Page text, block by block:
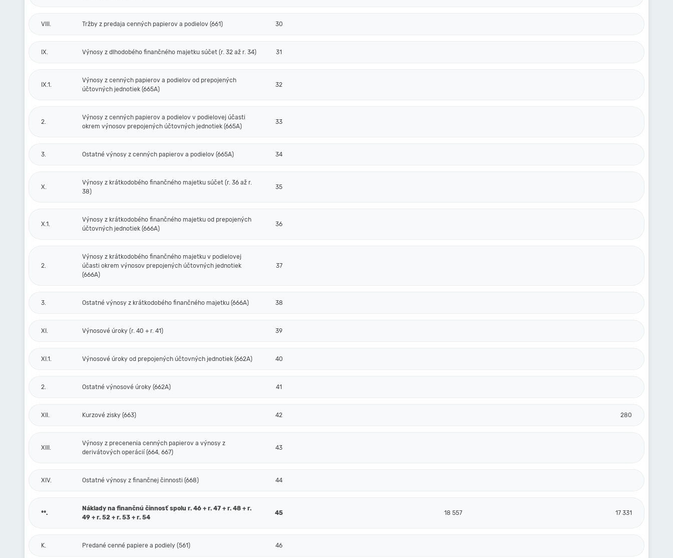
VIII. Tržby z predaja cenných papierov a podielov (661) 30
IX. Výnosy z dlhodobého finančného majetku súčet (r. 32 až r. 34) 31
IX.1.
Výnosy z cenných papierov a podielov od prepojených
účtovných jednotiek (665A)
32
2.
Výnosy z cenných papierov a podielov v podielovej účasti
okrem výnosov prepojených účtovných jednotiek (665A)
33
3. Ostatné výnosy z cenných papierov a podielov (665A) 34
X.
Výnosy z krátkodobého finančného majetku súčet (r. 36 až r.
38)
35
X.1.
Výnosy z krátkodobého finančného majetku od prepojených
účtovných jednotiek (666A)
36
2.
Výnosy z krátkodobého finančného majetku v podielovej
účasti okrem výnosov prepojených účtovných jednotiek
(666A)
37
3. Ostatné výnosy z krátkodobého finančného majetku (666A) 38
XI. Výnosové úroky (r. 40 + r. 41) 39
XI.1. Výnosové úroky od prepojených účtovných jednotiek (662A) 40
2. Ostatné výnosové úroky (662A) 41
XII. Kurzové zisky (663) 42 280
XIII.
Výnosy z precenenia cenných papierov a výnosy z
derivátových operácií (664, 667)
43
XIV. Ostatné výnosy z finančnej činnosti (668) 44
**.
Náklady na finančnú činnosť spolu r. 46 + r. 47 + r. 48 + r.
49 + r. 52 + r. 53 + r. 54
45 18 557 17 331
K. Predané cenné papiere a podiely (561) 46